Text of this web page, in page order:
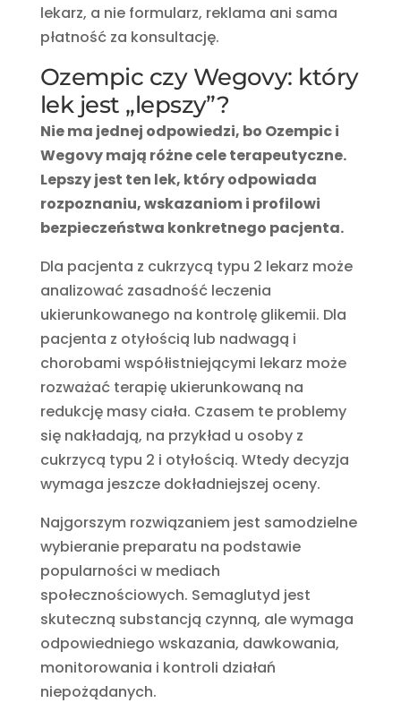
lekarz, a nie formularz, reklama ani sama
płatność za konsultację.
Ozempic czy Wegovy: który
lek jest „lepszy”?
Nie ma jednej odpowiedzi, bo Ozempic i
Wegovy mają różne cele terapeutyczne.
Lepszy jest ten lek, który odpowiada
rozpoznaniu, wskazaniom i profilowi
bezpieczeństwa konkretnego pacjenta.
Dla pacjenta z cukrzycą typu 2 lekarz może
analizować zasadność leczenia
ukierunkowanego na kontrolę glikemii. Dla
pacjenta z otyłością lub nadwagą i
chorobami współistniejącymi lekarz może
rozważać terapię ukierunkowaną na
redukcję masy ciała. Czasem te problemy
się nakładają, na przykład u osoby z
cukrzycą typu 2 i otyłością. Wtedy decyzja
wymaga jeszcze dokładniejszej oceny.
Najgorszym rozwiązaniem jest samodzielne
wybieranie preparatu na podstawie
popularności w mediach
społecznościowych. Semaglutyd jest
skuteczną substancją czynną, ale wymaga
odpowiedniego wskazania, dawkowania,
monitorowania i kontroli działań
niepożądanych.